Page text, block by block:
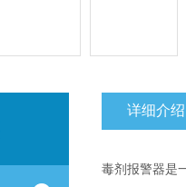
详细介绍
毒剂报警器是